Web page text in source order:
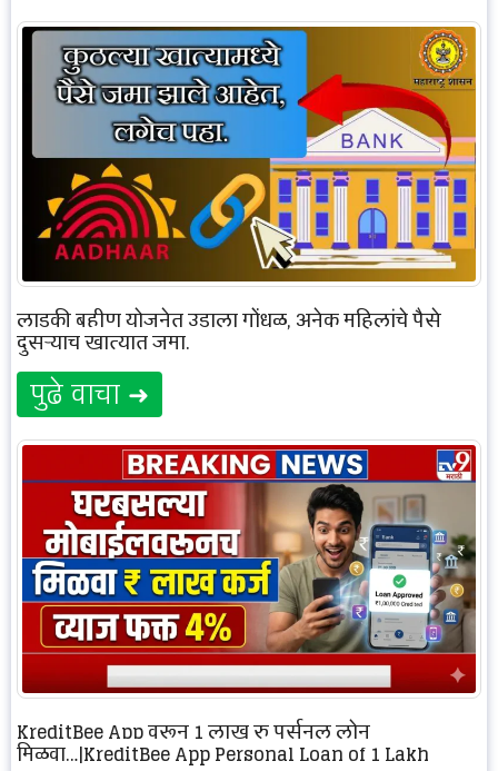
लाडकी बहीण योजनेत उडाला गोंधळ, अनेक महिलांचे पैसे
दुसऱ्याच खात्यात जमा.
पुढे वाचा ➜
KreditBee App वरून 1 लाख रु पर्सनल लोन
मिळवा…|KreditBee App Personal Loan of 1 Lakh